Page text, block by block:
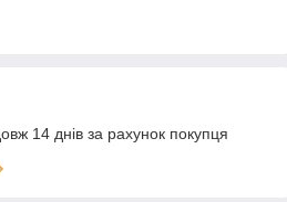
14 днів за рахунок покупця